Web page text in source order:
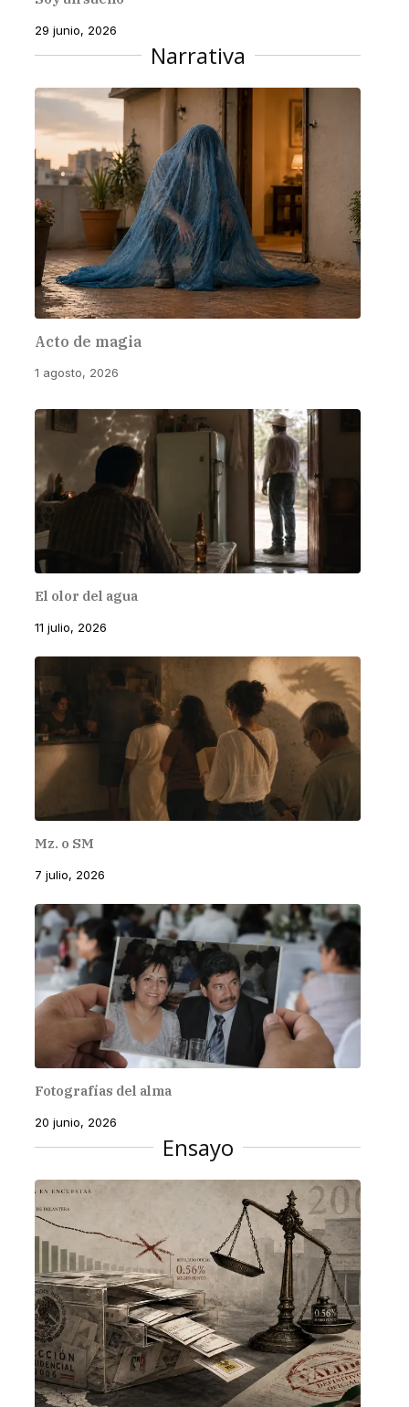
29 junio, 2026
Narrativa
Acto de magia
1 agosto, 2026
El olor del agua
11 julio, 2026
Mz. o SM
7 julio, 2026
Fotografías del alma
20 junio, 2026
Ensayo